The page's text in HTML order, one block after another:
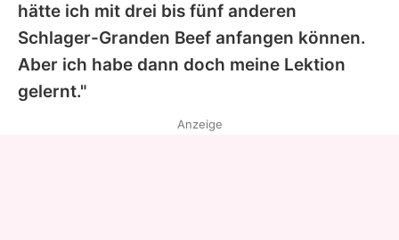
Utiq verwalten
hätte ich mit drei bis fünf anderen
Schlager-Granden Beef anfangen können.
Aber ich habe dann doch meine Lektion
gelernt."
Anzeige